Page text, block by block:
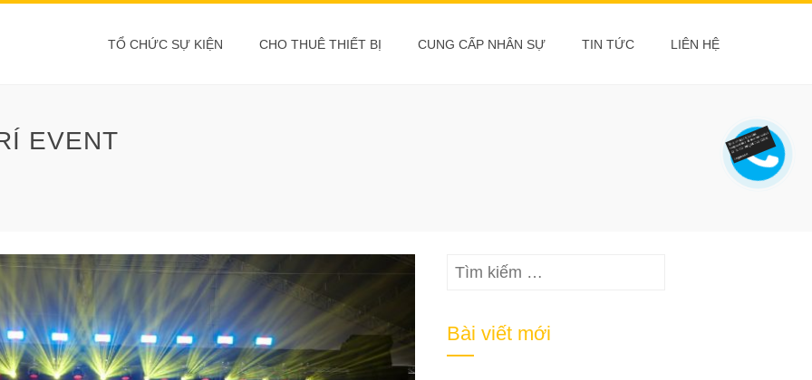
TỔ CHỨC SỰ KIỆN CHO THUÊ THIẾT BỊ CUNG CẤP NHÂN SỰ TIN TỨC LIÊN HỆ
EVENT
Tìm
Bài viết mới